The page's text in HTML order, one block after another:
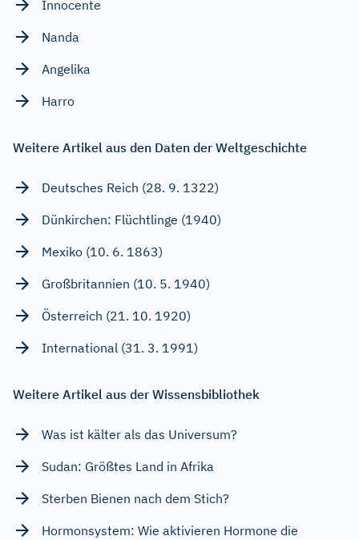
Innocente
Nanda
Angelika
Harro
Weitere Artikel aus den Daten der Weltgeschichte
Deutsches Reich (28. 9. 1322)
Dünkirchen: Flüchtlinge (1940)
Mexiko (10. 6. 1863)
Großbritannien (10. 5. 1940)
Österreich (21. 10. 1920)
International (31. 3. 1991)
Weitere Artikel aus der Wissensbibliothek
Was ist kälter als das Universum?
Sudan: Größtes Land in Afrika
Sterben Bienen nach dem Stich?
Hormonsystem: Wie aktivieren Hormone die